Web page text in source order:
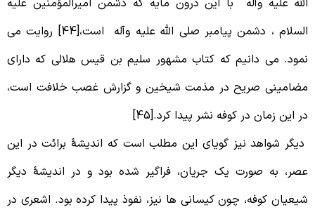
علیه وآله با این درون مایه که دشمن امیرالمؤمنین علیه
السلام ، دشمن پیامبر صلی الله علیه وآله است،[44] روایت می
می دانیم که کتاب مشهور سلیم بن قیس هلالی که دارای
صریح در مذمت شیخین و گزارش غصب خلافت است،
این زمان در کوفه نشر پیدا کرد.[45]
شواهد نیز گویای این مطلب است که اندیشۀ برائت در این
به صورت یک جریان، فراگیر شده بود و در اندیشۀ دیگر
کوفه، چون کیسانی ها نیز، نفوذ پیدا کرده بود. اشعری در